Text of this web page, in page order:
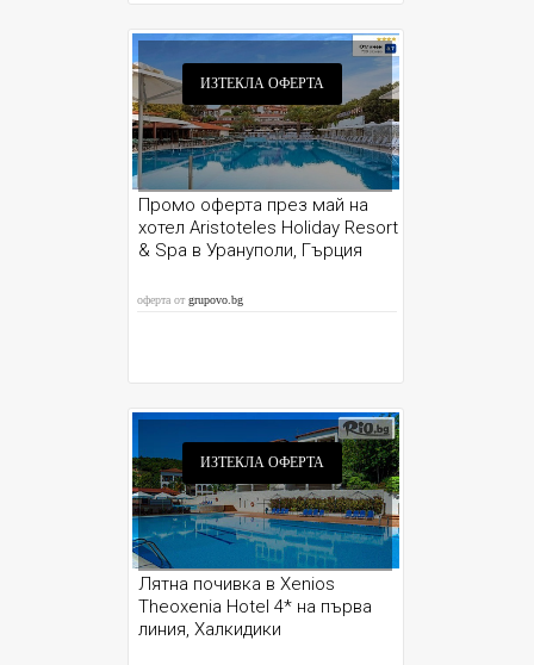
ИЗТЕКЛА ОФЕРТА
Промо оферта през май на
хотел Aristoteles Holiday Resort
& Spa в Урануполи, Гърция
оферта отgrupovo.bg
ИЗТЕКЛА ОФЕРТА
Лятна почивка в Xenios
Theoxenia Hotel 4* на първа
линия, Халкидики